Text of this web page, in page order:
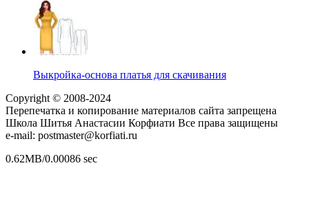
Выкройка-основа платья для скачивания
Copyright © 2008-2024
Перепечатка и копирование материалов сайта запрещена
Школа Шитья Анастасии Корфиати Все права защищены
e-mail: postmaster@korfiati.ru
0.62MB/0.00086 sec